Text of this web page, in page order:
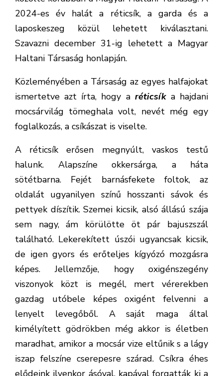
ismertetve azt írta, hogy aréticsíka hajdani
mocsárvilág tömeghala volt, nevét még egy
foglalkozás, a csíkászat is viselte.
A réticsík erősen megnyúlt, vaskos testű
halunk. Alapszíne okkersárga, a háta
sötétbarna. Fejét barnásfekete foltok, az
oldalát ugyanilyen színű hosszanti sávok és
pettyek díszítik. Szemei kicsik, alsó állású szája
található. Lekerekített úszói ugyancsak kicsik,
de igen gyors és erőteljes kígyózó mozgásra
képes. Jellemzője, hogy oxigénszegény
viszonyok közt is megél, mert vérerekben
gazdag utóbele képes oxigént felvenni a
lenyelt levegőből. A saját maga által
kimélyített gödrökben még akkor is életben
maradhat, amikor a mocsár vize eltűnik s a lágy
iszap felszíne cserepesre szárad. Csíkra éhes
elődeink ilyenkor ásóval, kapával forgatták ki a
földből.
Amíg nagy lápjaink és mocsaraink „éltek”,
népélelmezési cikknek számított a réticsík. A
növényekben gazdag, iszapos medrű vizekben
ma is sokfelé megtalálható, de az állományai